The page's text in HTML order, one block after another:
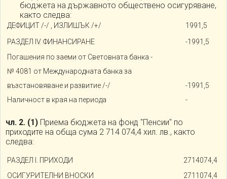
бюджета на държавното обществено осигуряване,
както следва:
ДЕФИЦИТ /-/ , ИЗЛИШЪК /+/
1991,5
РАЗДЕЛ IV. ФИНАНСИРАНЕ
-1991,5
Погашения по заеми от Световната банка -
№ 4081 от Международната банка за
възстановяване и развитие /-/
-1991,5
Наличност в края на периода
-
чл. 2. (1) Приема бюджета на фонд "Пенсии" по
приходите на обща сума 2 714 074,4 хил. лв., както
следва:
РАЗДЕЛ I. ПРИХОДИ
2714074,4
ОСИГУРИТЕЛНИ ВНОСКИ
2711074,4